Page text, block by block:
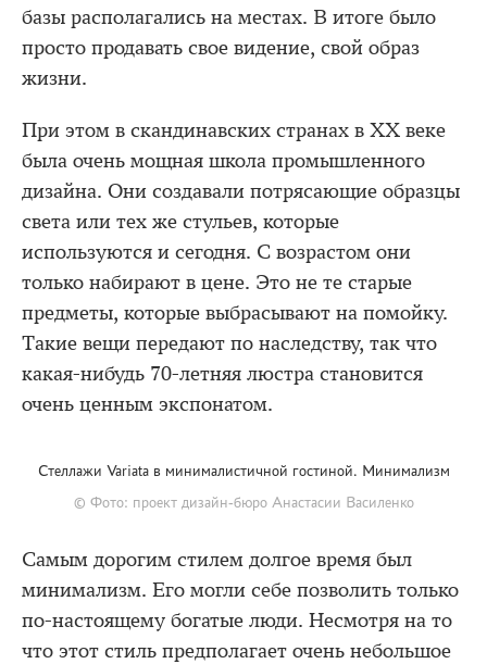
базы располагались на местах. В итоге было
просто продавать свое видение, свой образ
жизни.
При этом в скандинавских странах в ХХ веке
была очень мощная школа промышленного
дизайна. Они создавали потрясающие образцы
света или тех же стульев, которые
используются и сегодня. С возрастом они
только набирают в цене. Это не те старые
предметы, которые выбрасывают на помойку.
Такие вещи передают по наследству, так что
какая-нибудь 70-летняя люстра становится
очень ценным экспонатом.
Стеллажи Variata в минималистичной гостиной. Минимализм
© Фото: проект дизайн-бюро Анастасии Василенко
Самым дорогим стилем долгое время был
минимализм. Его могли себе позволить только
по-настоящему богатые люди. Несмотря на то
что этот стиль предполагает очень небольшое